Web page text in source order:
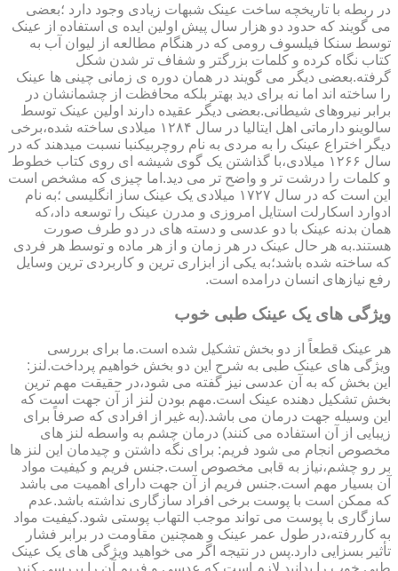
در ربطه با تاریخچه ساخت عینک شبهات زیادی وجود دارد ؛بعضی
می گویند که حدود دو هزار سال پیش اولین ایده ی استفاده از عینک
توسط سنکا فیلسوف رومی که در هنگام مطالعه از لیوان آب به
کتاب نگاه کرده و کلمات بزرگتر و شفاف تر شدن شکل
گرفته.بعضی دیگر می گویند در همان دوره ی زمانی چینی ها عینک
را ساخته اند اما نه برای دید بهتر بلکه محافظت از چشمانشان در
برابر نیروهای شیطانی.بعضی دیگر عقیده دارند اولین عینک توسط
سالوینو دارماتی اهل ایتالیا در سال ۱۲۸۴ میلادی ساخته شده،برخی
دیگر اختراع عینک را به مردی به نام روچربیکنبا نسبت میدهند که در
سال ۱۲۶۶ میلادی،با گذاشتن یک گوی شیشه ای روی کتاب خطوط
و کلمات را درشت تر و واضح تر می دید.اما چیزی که مشخص است
این است که در سال ۱۷۲۷ میلادی یک عینک ساز انگلیسی ؛به نام
ادوارد اسکارلت استایل امروزی و مدرن عینک را توسعه داد،که
همان بدنه عینک با دو عدسی و دسته های در دو طرف صورت
هستند.به هر حال عینک در هر زمان و از هر ماده و توسط هر فردی
که ساخته شده باشد؛به یکی از ابزاری ترین و کاربردی ترین وسایل
رفع نیازهای انسان درامده است.
ویژگی های یک عینک طبی خوب
هر عینک قطعاً از دو بخش تشکیل شده است.ما برای بررسی
ویژگی های عینک طبی به شرح این دو بخش خواهیم پرداخت.لنز:
این بخش که به آن عدسی نیز گفته می شود،در حقیقت مهم ترین
بخش تشکیل دهنده عینک است.مهم بودن لنز از آن جهت است که
این وسیله جهت درمان می باشد.(به غیر از افرادی که صرفاً برای
زیبایی از آن استفاده می کنند) درمان چشم به واسطه لنز های
مخصوص انجام می شود فریم: برای نگه داشتن و چیدمان این لنز ها
بر رو چشم،نیاز به قابی مخصوص است.جنس فریم و کیفیت مواد
آن بسیار مهم است.جنس فریم از آن جهت دارای اهمیت می باشد
که ممکن است با پوست برخی افراد سازگاری نداشته باشد.عدم
سازگاری با پوست می تواند موجب التهاب پوستی شود.کیفیت مواد
به کاررفته،در طول عمر عینک و همچنین مقاومت در برابر فشار
تأثیر بسزایی دارد.پس در نتیجه اگر می خواهید ویژگی های یک عینک